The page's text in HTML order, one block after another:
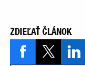
ZDIEĽAŤ ČLÁNOK